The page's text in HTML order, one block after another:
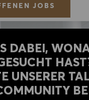
JOBS
DABEI,
UNSERER